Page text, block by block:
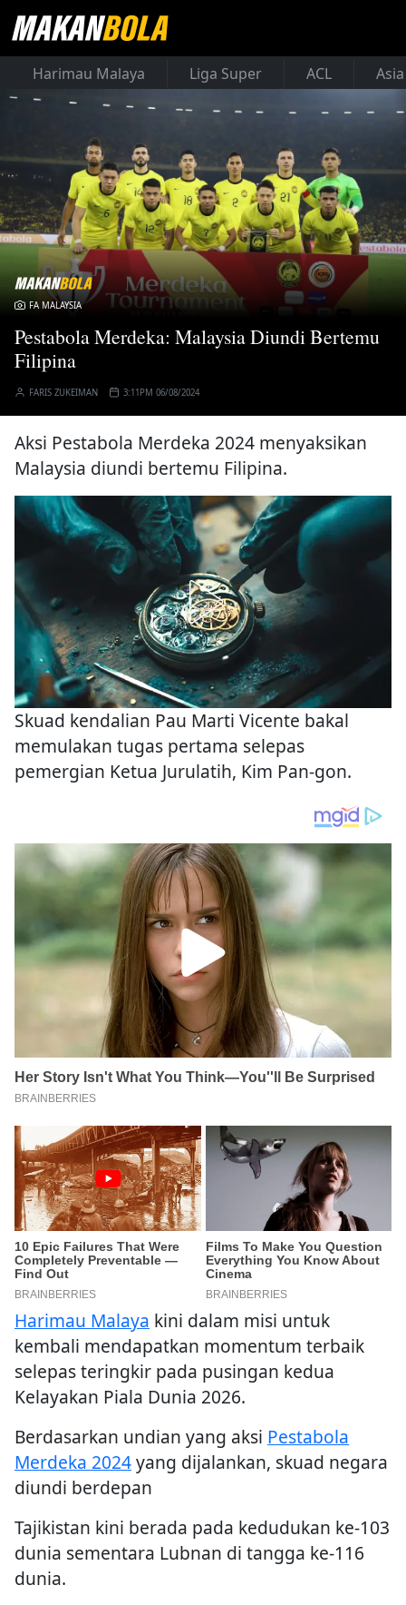
Harimau Malaya Liga Super ACL
FA MALAYSIA
Pestabola Merdeka: Malaysia Diundi Bertemu
Filipina
FARIS ZUKEIMAN 3:11PM 06/08/2024
Aksi Pestabola Merdeka 2024 menyaksikan
Malaysia diundi bertemu Filipina.
Skuad kendalian Pau Marti Vicente bakal
memulakan tugas pertama selepas
pemergian Ketua Jurulatih, Kim Pan-gon.
Harimau Malaya kini dalam misi untuk
kembali mendapatkan momentum terbaik
selepas teringkir pada pusingan kedua
Kelayakan Piala Dunia 2026.
Berdasarkan undian yang aksi Pestabola
Merdeka 2024yang dijalankan, skuad negara
diundi berdepan
Tajikistan kini berada pada kedudukan ke-103
dunia sementara Lubnan di tangga ke-116
dunia.